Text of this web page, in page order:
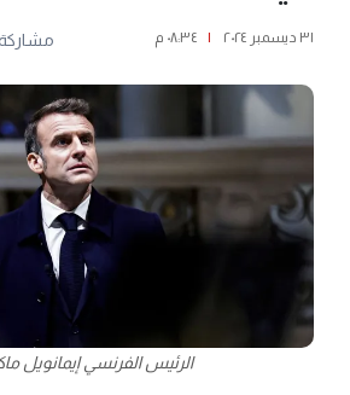
٣١ ديسمبر ٢٠٢٤ | ٠٨:٣٤ م
الرئيس الفرنسي إيمانويل